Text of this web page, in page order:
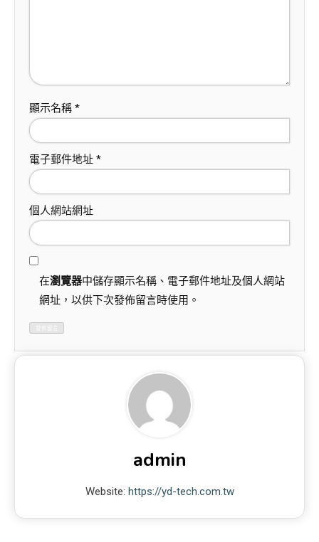
顯示名稱 *
電子郵件地址 *
個人網站網址
在瀏覽器中儲存顯示名稱、電子郵件地址及個人網站
網址，以供下次發佈留言時使用。
admin
Website: https://yd-tech.com.tw